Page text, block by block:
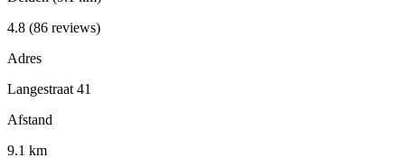
4.8 (86 reviews)
Adres
Langestraat 41
Afstand
9.1 km